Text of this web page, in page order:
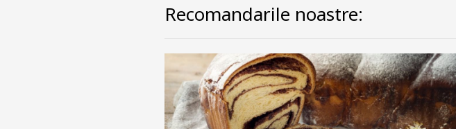
Recomandarile noastre: